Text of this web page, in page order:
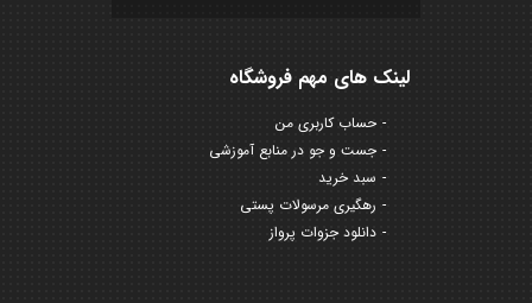
لینک های مهم فروشگاه
حساب کاربری من
جست و جو در منابع آموزشی
سبد خرید
رهگیری مرسولات پستی
دانلود جزوات پرواز